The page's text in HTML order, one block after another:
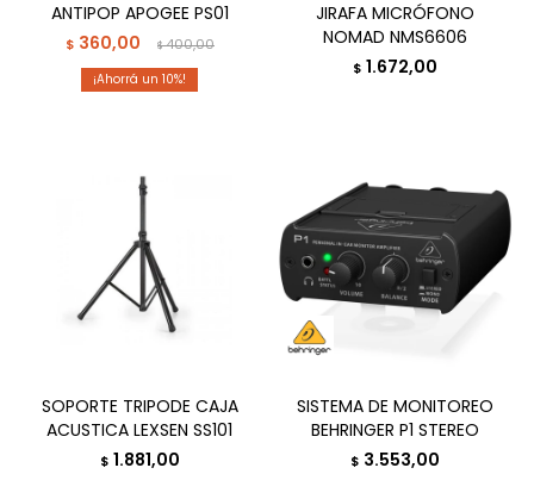
ANTIPOP APOGEE PS01
$ 360,00 $400,00
10
JIRAFA MICRÓFONO
NOMAD NMS6606
$ 1.672,00
SOPORTE TRIPODE CAJA
ACUSTICA LEXSEN SS101
$ 1.881,00
SISTEMA DE MONITOREO
BEHRINGER P1 STEREO
$ 3.553,00